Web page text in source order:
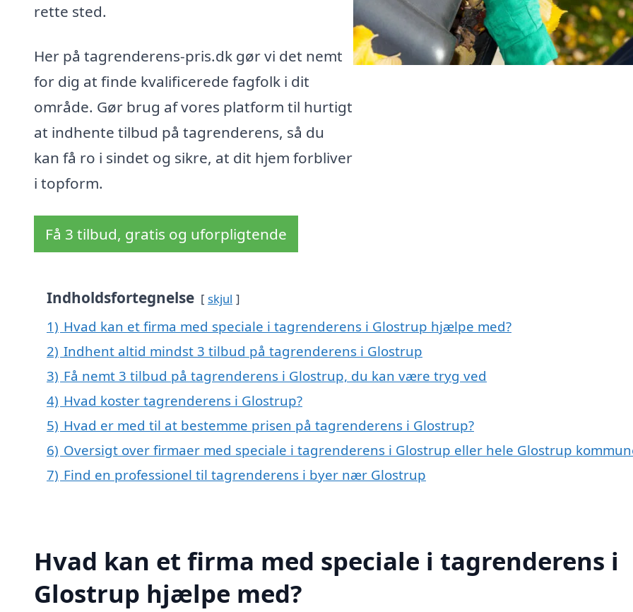
rette sted.
Her på tagrenderens-pris.dk gør vi det nemt
for dig at finde kvalificerede fagfolk i dit
område. Gør brug af vores platform til hurtigt
at indhente tilbud på tagrenderens, så du
kan få ro i sindet og sikre, at dit hjem forbliver
i topform.
Få 3 tilbud, gratis og uforpligtende
Indholdsfortegnelse skjul
1) Hvad kan et firma med speciale i tagrenderens i Glostrup hjælpe med?
2) Indhent altid mindst 3 tilbud på tagrenderens i Glostrup
3) Få nemt 3 tilbud på tagrenderens i Glostrup, du kan være tryg ved
4) Hvad koster tagrenderens i Glostrup?
5) Hvad er med til at bestemme prisen på tagrenderens i Glostrup?
6) Oversigt over firmaer med speciale i tagrenderens i Glostrup eller hele Glostrup
7) Find en professionel til tagrenderens i byer nær Glostrup
Hvad kan et firma med speciale i tagrenderens i
Glostrup hjælpe med?